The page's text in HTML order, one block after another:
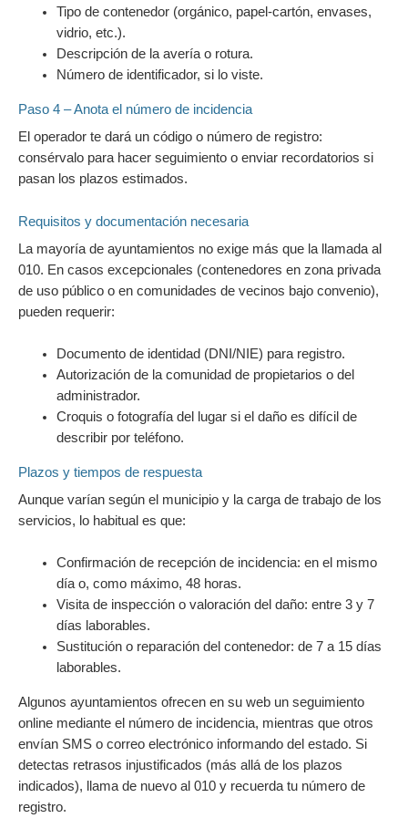
Tipo de contenedor (orgánico, papel-cartón, envases,
vidrio, etc.).
Descripción de la avería o rotura.
Número de identificador, si lo viste.
Paso 4 – Anota el número de incidencia
El operador te dará un código o número de registro:
consérvalo para hacer seguimiento o enviar recordatorios si
pasan los plazos estimados.
Requisitos y documentación necesaria
La mayoría de ayuntamientos no exige más que la llamada al
010. En casos excepcionales (contenedores en zona privada
de uso público o en comunidades de vecinos bajo convenio),
pueden requerir:
Documento de identidad (DNI/NIE) para registro.
Autorización de la comunidad de propietarios o del
administrador.
Croquis o fotografía del lugar si el daño es difícil de
describir por teléfono.
Plazos y tiempos de respuesta
Aunque varían según el municipio y la carga de trabajo de los
servicios, lo habitual es que:
Confirmación de recepción de incidencia: en el mismo
día o, como máximo, 48 horas.
Visita de inspección o valoración del daño: entre 3 y 7
días laborables.
Sustitución o reparación del contenedor: de 7 a 15 días
laborables.
Algunos ayuntamientos ofrecen en su web un seguimiento
online mediante el número de incidencia, mientras que otros
envían SMS o correo electrónico informando del estado. Si
detectas retrasos injustificados (más allá de los plazos
indicados), llama de nuevo al 010 y recuerda tu número de
registro.